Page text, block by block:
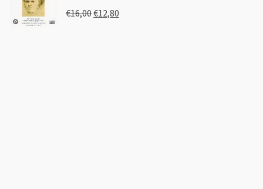
€16,00€12,80